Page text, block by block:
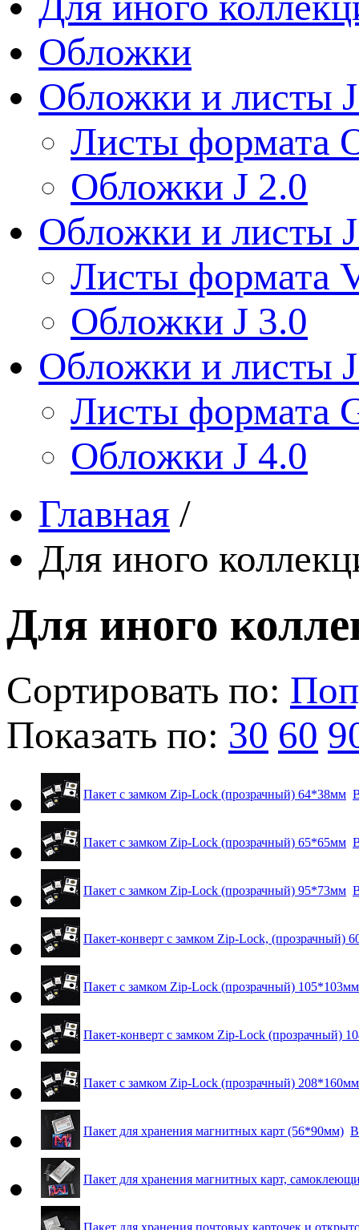
Обложки
Обложки и листы
Листы формата
Обложки J 2.0
Обложки и листы
Листы формата
Обложки J 3.0
Обложки и листы
Листы формата
Обложки J 4.0
Главная /
Для иного
Для иного
Сортировать по:
Показать по: 30 60
Пакет с замком Zip-Lock (прозрачный) 64*38мм
Пакет с замком Zip-Lock (прозрачный) 65*65мм
Пакет с замком Zip-Lock (прозрачный) 95*73мм
Пакет-конверт с замком Zip-Lock, (прозрачный)
Пакет с замком Zip-Lock (прозрачный) 105*103мм
Пакет-конверт с замком Zip-Lock (прозрачный)
Пакет с замком Zip-Lock (прозрачный) 208*160мм
Пакет для хранения магнитных карт (56*90мм) В
Пакет для хранения магнитных карт,
Пакет для хранения почтовых карточек и